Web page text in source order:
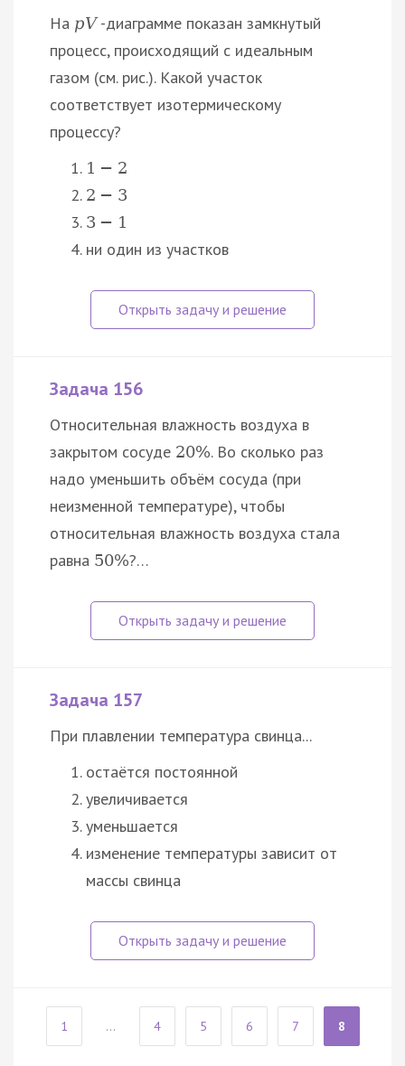
На pV -диаграмме показан замкнутый
процесс, происходящий с идеальным
газом (см. рис.). Какой участок
соответствует изотермическому
процессу?
1 − 2
2 − 3
3 − 1
ни один из участков
Задача 156
Относительная влажность воздуха в
закрытом сосуде 20%. Во сколько раз
надо уменьшить объём сосуда (при
неизменной температуре), чтобы
относительная влажность воздуха стала
равна 50%?…
Задача 157
При плавлении температура свинца...
остаётся постоянной
увеличивается
уменьшается
изменение температуры зависит от
массы свинца
1 ... 4 5 6 7 8